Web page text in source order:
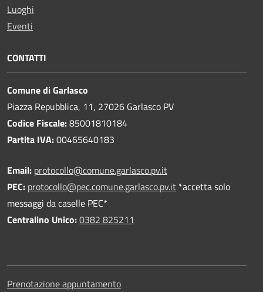
Luoghi
Eventi
CONTATTI
Comune di Garlasco
Piazza Repubblica, 11, 27026 Garlasco PV
Codice Fiscale:85001810184
Partita IVA:00465640183
Email: protocollo@comune.garlasco.pv.it
PEC: protocollo@pec.comune.garlasco.pv.it *accetta solo
messaggi da caselle PEC*
Centralino Unico:0382 825211
Prenotazione appuntamento